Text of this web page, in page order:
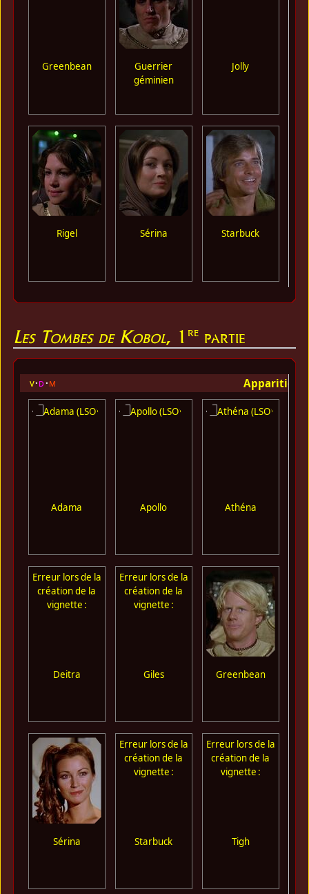
Greenbean
Guerrier
géminien
Jolly
Rigel Sérina Starbuck
Les Tombes de Kobol, 1re partie
v d m Apparition
Adama Apollo Athéna
Erreur lors de la
création de la
vignette :
Deitra
Erreur lors de la
création de la
vignette :
Giles Greenbean
Sérina
Erreur lors de la
création de la
vignette :
Starbuck
Erreur lors de la
création de la
vignette :
Tigh